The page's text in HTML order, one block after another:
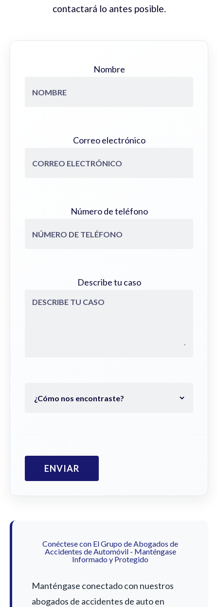
contactará lo antes posible.
Nombre
Correo electrónico
Número de teléfono
Describe tu caso
Conéctese con El Grupo de Abogados de
Accidentes de Automóvil - Manténgase
Informado y Protegido
Manténgase conectado con nuestros
abogados de accidentes de auto en